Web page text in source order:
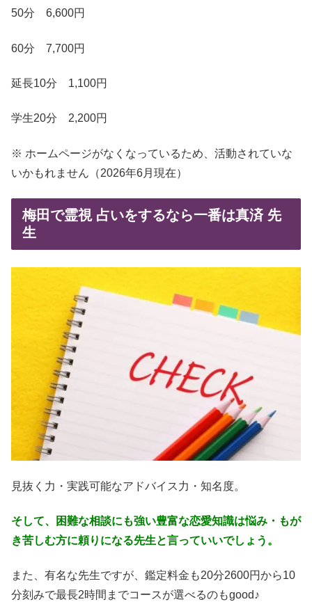
50分 6,600円
60分 7,700円
延長10分 1,100円
学生20分 2,200円
※ ホームページがなくなっているため、活動されていな
いかもれません（2026年6月現在）
梅田で霊視 占いをするなら一番は真済 先
生
見抜く力・実践可能なアドバイス力・知名度。
そして、困難な相談にも強い豊富な恋愛知識は悩み・もが
き苦しむ方に頼りになる先生と言っていいでしょう。
また、有名な先生ですが、鑑定料金も20分2600円から10
分刻みで最長2時間までコースが選べるのもgood♪